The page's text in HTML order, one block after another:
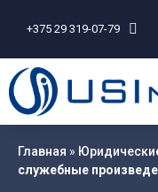
+375 29 319-07-79
Главная »
служебные